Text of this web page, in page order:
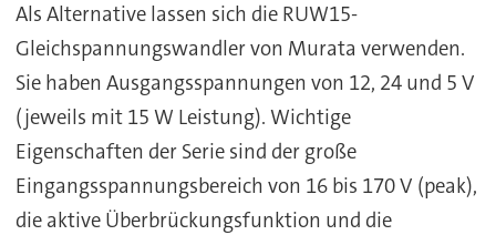
Als Alternative lassen sich die RUW15-
Gleichspannungswandler von Murata verwenden.
Sie haben Ausgangsspannungen von 12, 24 und 5 V
(jeweils mit 15 W Leistung). Wichtige
Eigenschaften der Serie sind der große
Eingangsspannungsbereich von 16 bis 170 V (peak),
die aktive Überbrückungsfunktion und die